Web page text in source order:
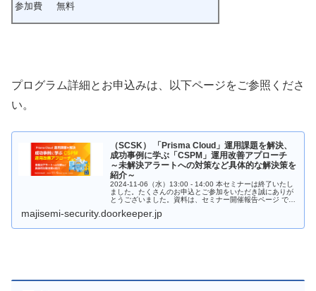
参加費 無料
プログラム詳細とお申込みは、以下ページをご参照くださ
い。
（SCSK） 「Prisma Cloud」運用課題を解決、
成功事例に学ぶ「CSPM」運用改善アプローチ
～未解決アラートへの対策など具体的な解決策を
紹介～
2024-11-06（水）13:00 - 14:00 本セミナーは終了いたし
ました。たくさんのお申込とご参加をいただき誠にありが
とうございました。資料は、セミナー開催報告ページ で公
majisemi-security.doorkeeper.jp